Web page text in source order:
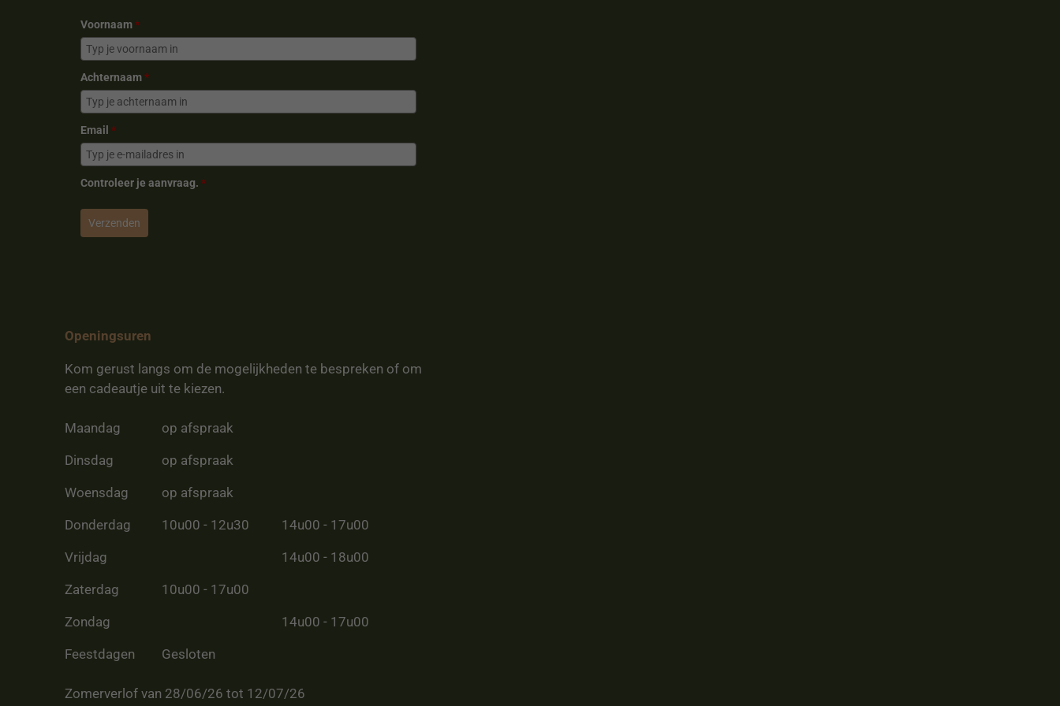
Voornaam*
Achternaam*
Email *
Controleer je aanvraag. *
Verzenden
Openingsuren
Kom gerust langs om de mogelijkheden te bespreken of om
een cadeautje uit te kiezen.
Maandag op afspraak
Dinsdag op afspraak
Woensdag op afspraak
Donderdag 10u00 - 12u30 14u00 - 17u00
Vrijdag 14u00 - 18u00
Zaterdag 10u00 - 17u00
Zondag 14u00 - 17u00
Feestdagen Gesloten
Zomerverlof van 28/06/26 tot 12/07/26